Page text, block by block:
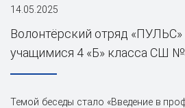
14.05.2025
Волонтёрский отряд «ПУЛЬС»
учащимися 4 «Б» класса СШ
Темой беседы стало «Введение в